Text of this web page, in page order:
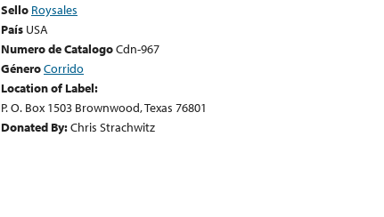
Sello Roysales
País USA
Numero de CatalogoCdn-967
GéneroCorrido
Location of Label:
P. O. Box 1503 Brownwood, Texas 76801
Donated By:Chris Strachwitz